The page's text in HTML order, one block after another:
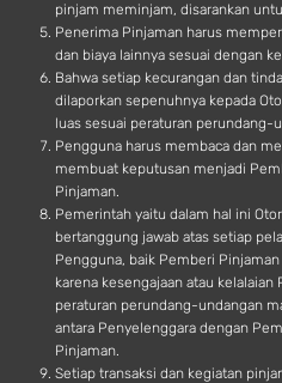
pinjam meminjam, disarankan
Penerima Pinjaman harus
dan biaya lainnya sesuai dengan
Bahwa setiap kecurangan dan
dilaporkan sepenuhnya kepada
luas sesuai peraturan perundang-
Pengguna harus membaca dan
membuat keputusan menjadi
Pinjaman.
Pemerintah yaitu dalam hal ini
bertanggung jawab atas setiap
Pengguna, baik Pemberi
karena kesengajaan atau
peraturan perundang-undangan
antara Penyelenggara dengan
Pinjaman.
Setiap transaksi dan kegiatan